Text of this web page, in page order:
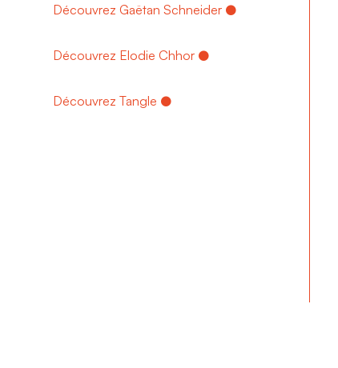
Découvrez Gaëtan Schneider
Découvrez Elodie Chhor
Découvrez Tangle